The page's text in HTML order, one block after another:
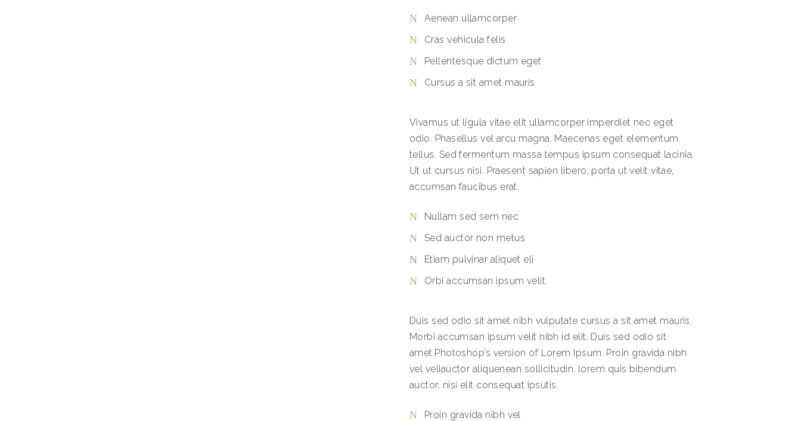
Aenean ullamcorper
Cras vehicula felis
Pellentesque dictum eget
Cursus a sit amet mauris
Vivamus ut ligula vitae elit ullamcorper imperdiet nec eget
odio. Phasellus vel arcu magna. Maecenas eget elementum
tellus. Sed fermentum massa tempus ipsum consequat lacinia.
Ut ut cursus nisi. Praesent sapien libero, porta ut velit vitae,
accumsan faucibus erat.
Nullam sed sem nec
Sed auctor non metus
Etiam pulvinar aliquet eli
Orbi accumsan ipsum velit.
Duis sed odio sit amet nibh vulputate cursus a sit amet mauris.
Morbi accumsan ipsum velit nibh id elit. Duis sed odio sit
amet.Photoshop’s version of Lorem Ipsum. Proin gravida nibh
vel veliauctor aliquenean sollicitudin, lorem quis bibendum
auctor, nisi elit consequat ipsutis.
Proin gravida nibh vel